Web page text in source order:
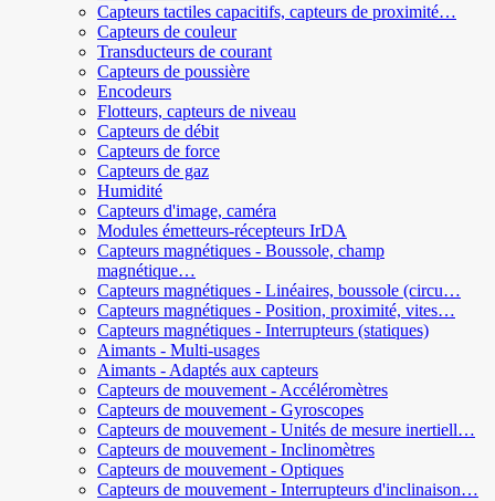
Capteurs tactiles capacitifs, capteurs de proximité…
Capteurs de couleur
Transducteurs de courant
Capteurs de poussière
Encodeurs
Flotteurs, capteurs de niveau
Capteurs de débit
Capteurs de force
Capteurs de gaz
Humidité
Capteurs d'image, caméra
Modules émetteurs-récepteurs IrDA
Capteurs magnétiques - Boussole, champ
magnétique…
Capteurs magnétiques - Linéaires, boussole (circu…
Capteurs magnétiques - Position, proximité, vites…
Capteurs magnétiques - Interrupteurs (statiques)
Aimants - Multi-usages
Aimants - Adaptés aux capteurs
Capteurs de mouvement - Accéléromètres
Capteurs de mouvement - Gyroscopes
Capteurs de mouvement - Unités de mesure inertiell…
Capteurs de mouvement - Inclinomètres
Capteurs de mouvement - Optiques
Capteurs de mouvement - Interrupteurs d'inclinaison…